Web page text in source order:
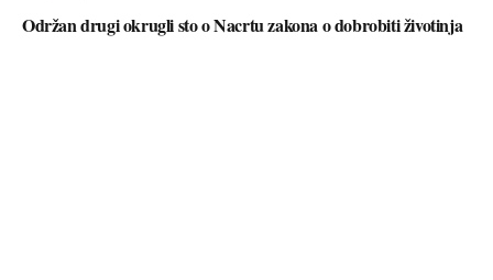
Održan drugi okrugli sto o Nacrtu zakona o dobrobiti životinja